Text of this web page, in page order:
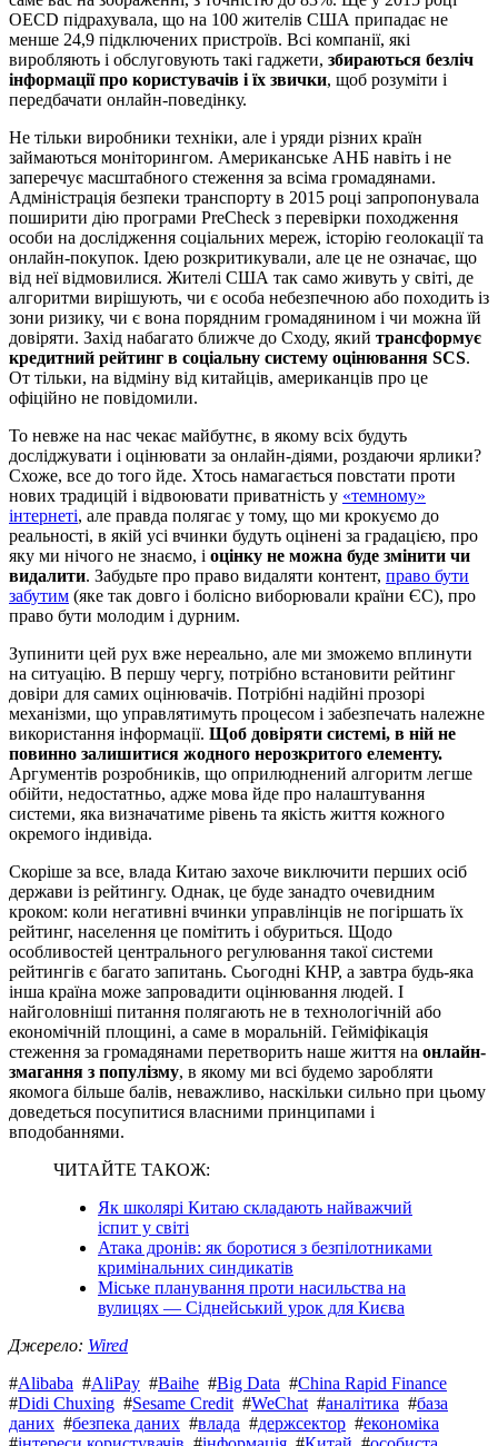
OECD підрахувала, що на 100 жителів США припадає не
менше 24,9 підключених пристроїв. Всі компанії, які
виробляють і обслуговують такі гаджети, збираються безліч
інформації про користувачів і їх звички, щоб розуміти і
передбачати онлайн-поведінку.
Не тільки виробники техніки, але і уряди різних країн
займаються моніторингом. Американське АНБ навіть і не
заперечує масштабного стеження за всіма громадянами.
Адміністрація безпеки транспорту в 2015 році запропонувала
поширити дію програми PreCheck з перевірки походження
особи на дослідження соціальних мереж, історію геолокації та
онлайн-покупок. Ідею розкритикували, але це не означає, що
від неї відмовилися. Жителі США так само живуть у світі, де
алгоритми вирішують, чи є особа небезпечною або походить із
зони ризику, чи є вона порядним громадянином і чи можна їй
довіряти. Захід набагато ближче до Сходу, який трансформує
кредитний рейтинг в соціальну систему оцінювання SCS.
От тільки, на відміну від китайців, американців про це
офіційно не повідомили.
То невже на нас чекає майбутнє, в якому всіх будуть
досліджувати і оцінювати за онлайн-діями, роздаючи ярлики?
Схоже, все до того йде. Хтось намагається повстати проти
нових традицій і відвоювати приватність у «темному»
інтернеті, але правда полягає у тому, що ми крокуємо до
реальності, в якій усі вчинки будуть оцінені за градацією, про
яку ми нічого не знаємо, і оцінку не можна буде змінити чи
видалити. Забудьте про право видаляти контент, право бути
забутим (яке так довго і болісно виборювали країни ЄС), про
право бути молодим і дурним.
Зупинити цей рух вже нереально, але ми зможемо вплинути
на ситуацію. В першу чергу, потрібно встановити рейтинг
довіри для самих оцінювачів. Потрібні надійні прозорі
механізми, що управлятимуть процесом і забезпечать належне
використання інформації. Щоб довіряти системі, в ній не
повинно залишитися жодного нерозкритого елементу.
Аргументів розробників, що оприлюднений алгоритм легше
обійти, недостатньо, адже мова йде про налаштування
системи, яка визначатиме рівень та якість життя кожного
окремого індивіда.
Скоріше за все, влада Китаю захоче виключити перших осіб
держави із рейтингу. Однак, це буде занадто очевидним
кроком: коли негативні вчинки управлінців не погіршать їх
рейтинг, населення це помітить і обуриться. Щодо
особливостей центрального регулювання такої системи
рейтингів є багато запитань. Сьогодні КНР, а завтра будь-яка
інша країна може запровадити оцінювання людей. І
найголовніші питання полягають не в технологічній або
економічній площині, а саме в моральній. Гейміфікація
стеження за громадянами перетворить наше життя на онлайн-
змагання з популізму, в якому ми всі будемо заробляти
якомога більше балів, неважливо, наскільки сильно при цьому
доведеться посупитися власними принципами і
вподобаннями.
ЧИТАЙТЕ ТАКОЖ:
Як школярі Китаю складають найважчий
іспит у світі
Атака дронів: як боротися з безпілотниками
кримінальних синдикатів
Міське планування проти насильства на
вулицях — Сіднейський урок для Києва
Джерело: Wired
#Alibaba #AliPay #Baihe #Big Data #China Rapid Finance
#Didi Chuxing #Sesame Credit #WeChat #аналітика #база
даних #безпека даних #влада #держсектор #економіка